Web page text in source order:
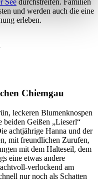
See durchstreifen. Familien
und werden auch die eine
erleben.
Chiemgau
leckeren Blumenknospen
beiden Geißen „Lieserl“
achtjährige Hanna und der
mit freundlichen Zurufen,
mit dem Halteseil, dem
eine etwas andere
verlockend am
nur noch als Schatten